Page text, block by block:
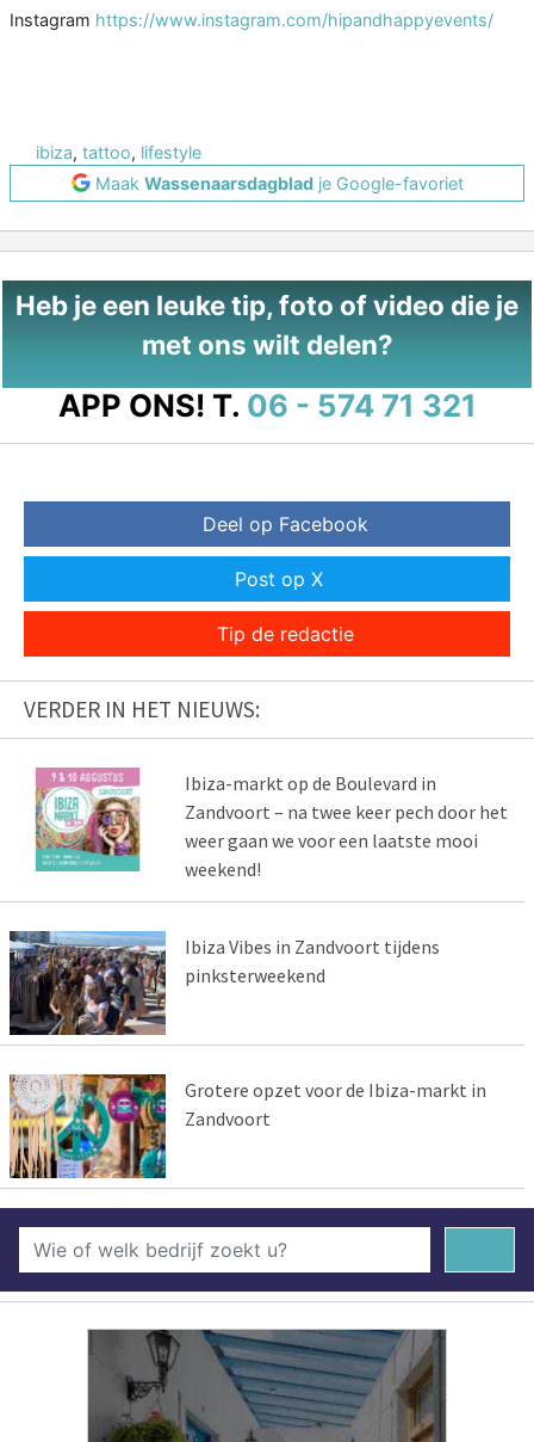
Instagram https://www.instagram.com/hipandhappyevents/
ibiza, tattoo, lifestyle
Maak Wassenaarsdagbladje Google-favoriet
Heb je een leuke tip, foto of video die je
met ons wilt delen?
APP ONS! T. 06 - 574 71 321
Deel op Facebook
Post op X
Tip de redactie
VERDER IN HET NIEUWS:
Ibiza-markt op de Boulevard in
Zandvoort – na twee keer pech door het
weer gaan we voor een laatste mooi
weekend!
Ibiza Vibes in Zandvoort tijdens
pinksterweekend
Grotere opzet voor de Ibiza-markt in
Zandvoort